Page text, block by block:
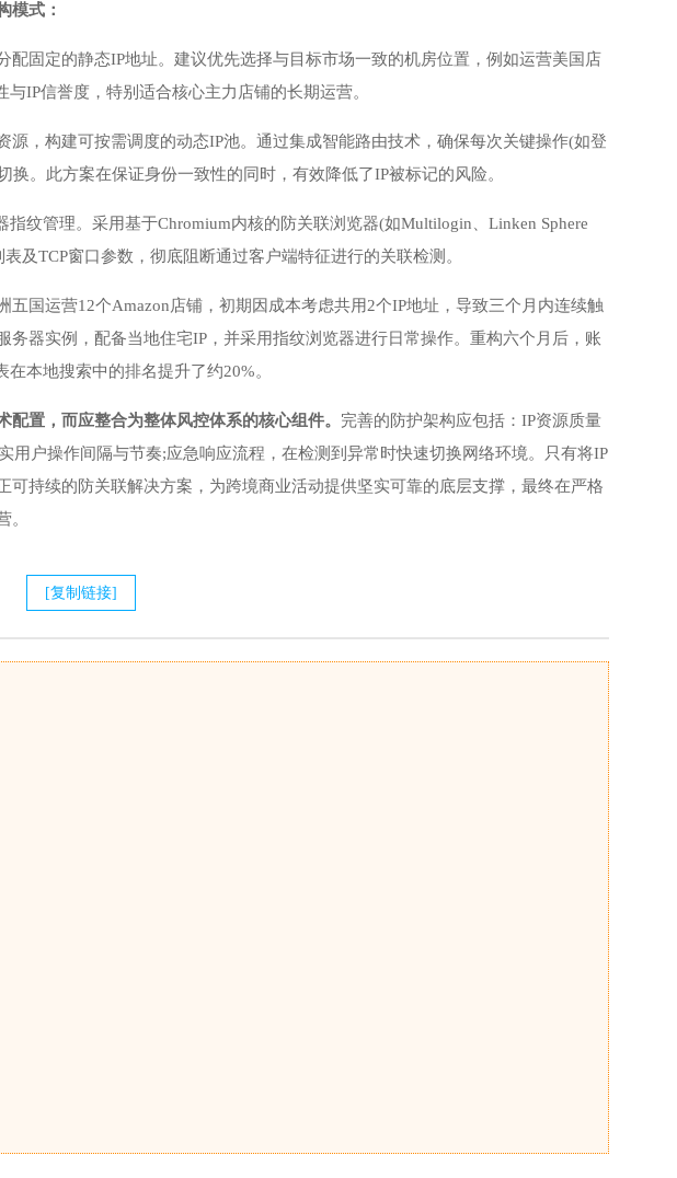
模式：
配固定的静态IP地址。建议优先选择与目标市场一致的机房位置，例如运营美国店
IP信誉度，特别适合核心主力店铺的长期运营。
源，构建可按需调度的动态IP池。通过集成智能路由技术，确保每次关键操作(如登
。此方案在保证身份一致性的同时，有效降低了IP被标记的风险。
指纹管理。采用基于Chromium内核的防关联浏览器(如Multilogin、Linken Sphere
及TCP窗口参数，彻底阻断通过客户端特征进行的关联检测。
国运营12个Amazon店铺，初期因成本考虑共用2个IP地址，导致三个月内连续触
器实例，配备当地住宅IP，并采用指纹浏览器进行日常操作。重构六个月后，账
本地搜索中的排名提升了约20%。
置，而应整合为整体风控体系的核心组件。 完善的防护架构应包括：IP资源质量
用户操作间隔与节奏;应急响应流程，在检测到异常时快速切换网络环境。只有将IP
持续的防关联解决方案，为跨境商业活动提供坚实可靠的底层支撑，最终在严格
。
[复制链接]